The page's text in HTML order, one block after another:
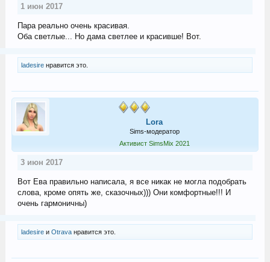
1 июн 2017
Пара реально очень красивая.
Оба светлые... Но дама светлее и красивше! Вот.
ladesireнравится это.
Lora
Sims-модератор
Активист SimsMix 2021
3 июн 2017
Вот Ева правильно написала, я все никак не могла подобрать
слова, кроме опять же, сказочных))) Они комфортные!!! И
очень гармоничны)
ladesireи Otravaнравится это.